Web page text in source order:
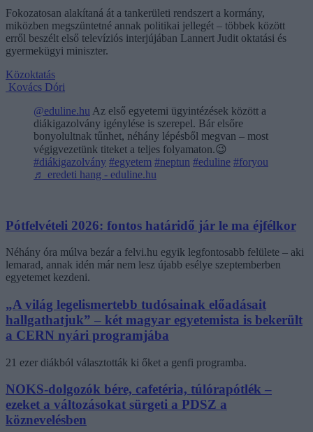
Fokozatosan alakítaná át a tankerületi rendszert a kormány,
miközben megszüntetné annak politikai jellegét – többek között
erről beszélt első televíziós interjújában Lannert Judit oktatási és
gyermekügyi miniszter.
Közoktatás
Kovács Dóri
@eduline.hu Az első egyetemi ügyintézések között a
diákigazolvány igénylése is szerepel. Bár elsőre
bonyolultnak tűnhet, néhány lépésből megvan – most
végigvezetünk titeket a teljes folyamaton.😉
#diákigazolvány #egyetem #neptun #eduline #foryou
♬ eredeti hang - eduline.hu
Pótfelvételi 2026: fontos határidő jár le ma éjfélkor
Néhány óra múlva bezár a felvi.hu egyik legfontosabb felülete – aki
lemarad, annak idén már nem lesz újabb esélye szeptemberben
egyetemet kezdeni.
„A világ legelismertebb tudósainak előadásait
hallgathatjuk” – két magyar egyetemista is bekerült
a CERN nyári programjába
21 ezer diákból választották ki őket a genfi programba.
NOKS-dolgozók bére, cafetéria, túlórapótlék –
ezeket a változásokat sürgeti a PDSZ a
köznevelésben